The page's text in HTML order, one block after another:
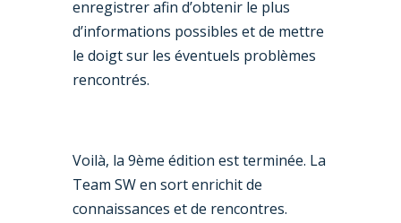
enregistrer afin d’obtenir le plus
d’informations possibles et de mettre
le doigt sur les éventuels problèmes
rencontrés.
Voilà, la 9ème édition est terminée. La
Team SW en sort enrichit de
connaissances et de rencontres.